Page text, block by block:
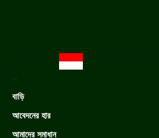
মেনু
বাড়ি
আবেদনের হার
আমাদের সমাধান